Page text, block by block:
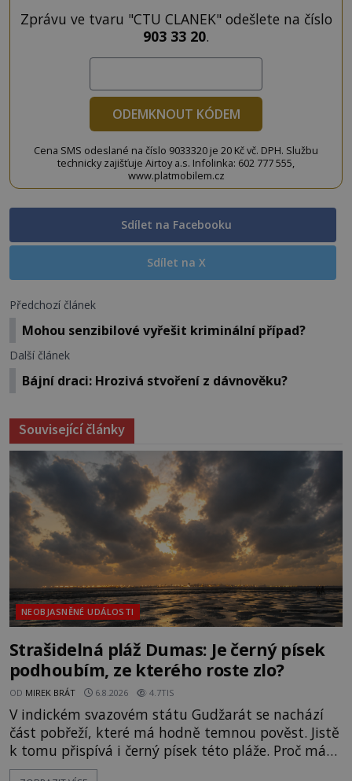
Zprávu ve tvaru "CTU CLANEK" odešlete na číslo
903 33 20.
ODEMKNOUT KÓDEM
Cena SMS odeslané na číslo 9033320 je 20 Kč vč. DPH. Službu
technicky zajišťuje Airtoy a.s. Infolinka: 602 777 555,
www.platmobilem.cz
Sdílet na Facebooku
Sdílet na X
Předchozí článek
Mohou senzibilové vyřešit kriminální případ?
Další článek
Bájní draci: Hrozivá stvoření z dávnověku?
Související články
NEOBJASNĚNÉ UDÁLOSTI
Strašidelná pláž Dumas: Je černý písek
podhoubím, ze kterého roste zlo?
OD MIREK BRÁT 6.8.2026 4.7TIS
V indickém svazovém státu Gudžarát se nachází
část pobřeží, které má hodně temnou pověst. Jistě
k tomu přispívá i černý písek této pláže. Proč má
pláž takové netypické zbarvení? Nakolik jsou